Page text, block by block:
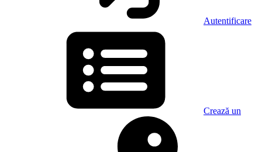
Autentificare
Crează un